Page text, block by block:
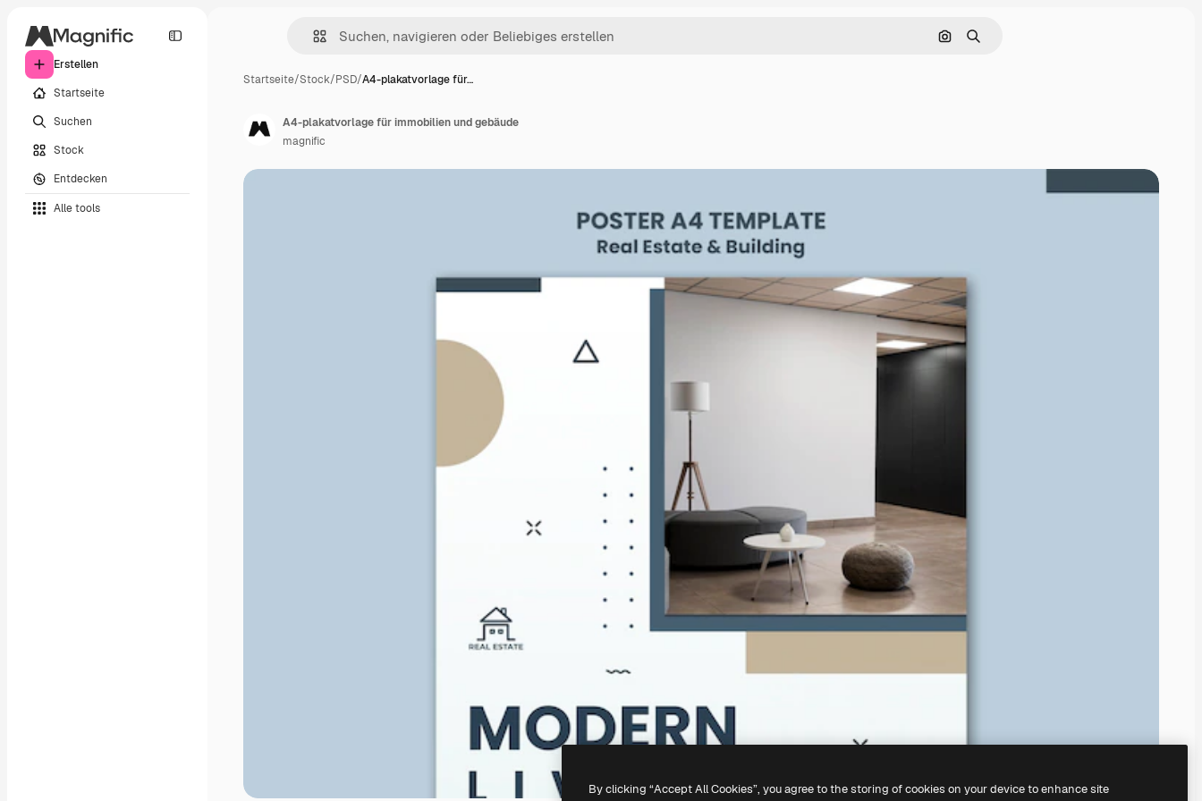
Erstellen
Startseite
Suchen
Stock
Entdecken
Alle tools
Nach Bild suchen
Suchen
Startseite/Stock/PSD/A4-plakatvorlage für…
A4-plakatvorlage für immobilien und gebäude
magnific
By clicking “Accept All Cookies”, you agree to the storing of cookies on your device to enhance site